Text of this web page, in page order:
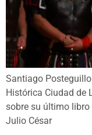
Santiago
Histórica Ciudad de
sobre su último libro
Julio César